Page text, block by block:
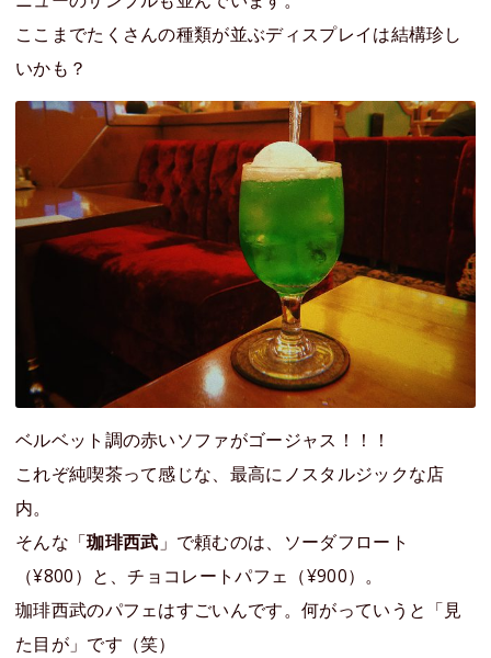
ここまでたくさんの種類が並ぶディスプレイは結構珍し
いかも？
ベルベット調の赤いソファがゴージャス！！！
これぞ純喫茶って感じな、最高にノスタルジックな店
内。
そんな「珈琲西武 」で頼むのは、ソーダフロート
（¥800）と、チョコレートパフェ（¥900）。
珈琲西武のパフェはすごいんです。何がっていうと「見
た目が」です（笑）